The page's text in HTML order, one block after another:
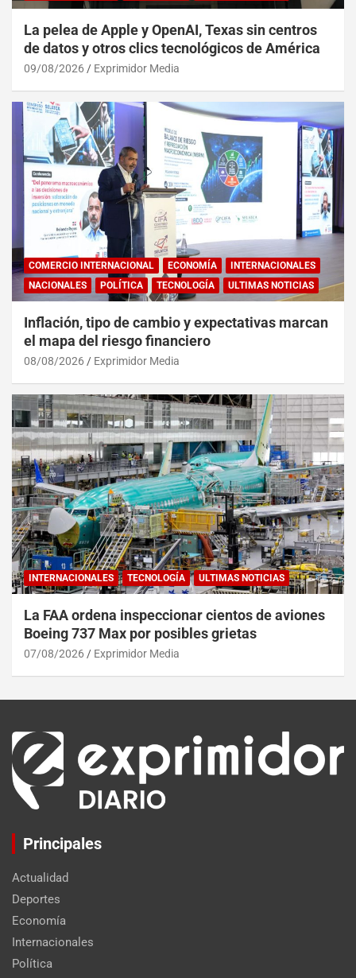
La pelea de Apple y OpenAI, Texas sin centros
de datos y otros clics tecnológicos de América
09/08/2026 Exprimidor Media
COMERCIO INTERNACIONAL ECONOMÍA
INTERNACIONALES
NACIONALES
POLÍTICA TECNOLOGÍA ULTIMAS NOTICIAS
Inflación, tipo de cambio y expectativas marcan
el mapa del riesgo financiero
08/08/2026 Exprimidor Media
INTERNACIONALES TECNOLOGÍA ULTIMAS NOTICIAS
La FAA ordena inspeccionar cientos de aviones
Boeing 737 Max por posibles grietas
07/08/2026 Exprimidor Media
Principales
Actualidad
Deportes
Economía
Internacionales
Política